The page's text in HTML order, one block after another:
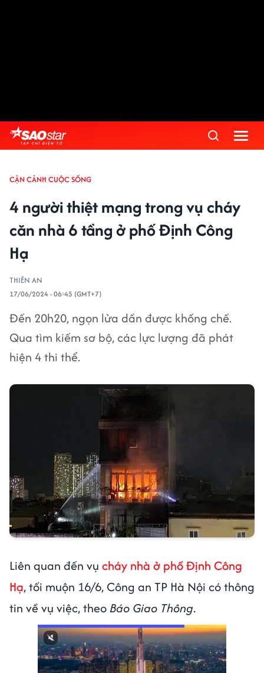
CẬN CẢNH CUỘC SỐNG
4 người thiệt mạng trong vụ cháy
căn nhà 6 tầng ở phố Định Công
Hạ
THIÊN AN
17/06/2024 - 06:45 (GMT+7)
Đến 20h20, ngọn lửa dần được khống chế.
Qua tìm kiếm sơ bộ, các lực lượng đã phát
hiện 4 thi thể.
Liên quan đến vụ cháy nhà ở phố Định Công
Hạ, tối muộn 16/6, Công an TP Hà Nội có thông
tin về vụ việc, theo Báo Giao Thông.